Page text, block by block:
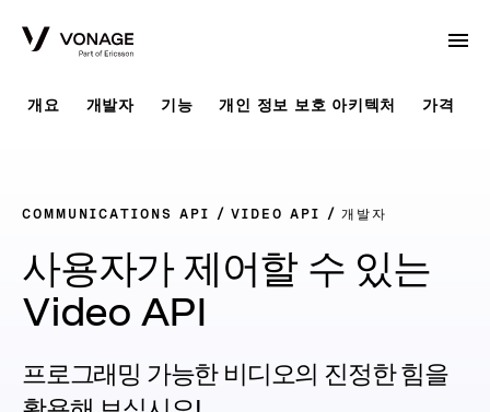
개요 개발자 기능 개인 정보 보호 아키텍처 가격
COMMUNICATIONS API VIDEO API 개발자
사용자가 제어할 수 있는
Video API
프로그래밍 가능한 비디오의 진정한 힘을